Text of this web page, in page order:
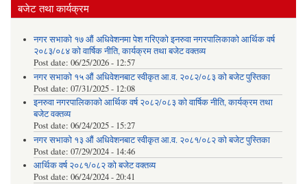
बजेट तथा कार्यक्रम
नगर सभाको १७ औं अधिवेशनमा पेश गरिएको इनरुवा नगरपालिकाको आर्थिक वर्ष
२०८३/०८४ को वार्षिक नीति, कार्यक्रम तथा बजेट वक्तव्य
Post date: 06/25/2026 - 12:57
नगर सभाको १५ औं अधिवेशनबाट स्वीकृत आ.व. २०८२/०८३ को बजेट पुस्तिका
Post date: 07/31/2025 - 12:08
इनरुवा नगरपालिकाको आर्थिक वर्ष २०८२/०८३ को वार्षिक नीति, कार्यक्रम तथा
बजेट वक्तव्य
Post date: 06/24/2025 - 15:27
नगर सभाको १३ औं अधिवेशनबाट स्वीकृत आ.व. २०८१/०८२ को बजेट पुस्तिका
Post date: 07/29/2024 - 14:46
आर्थिक वर्ष २०८१/०८२ को बजेट वक्तव्य
Post date: 06/24/2024 - 20:41